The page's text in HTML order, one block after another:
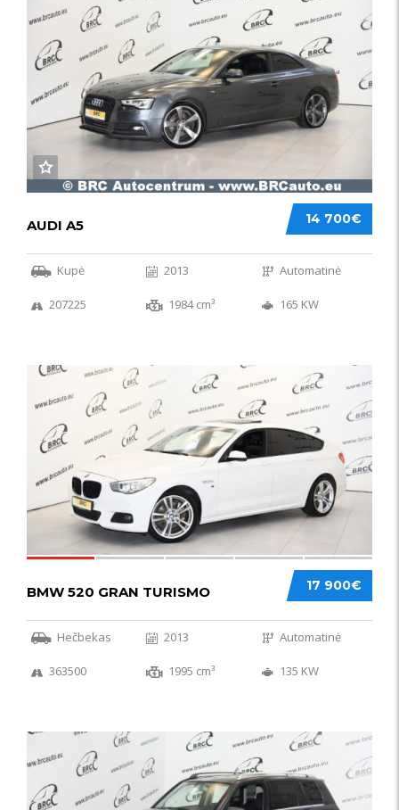
14 700€
AUDI A5
Kupė 2013 Automatinė
207225 1984 cm³ 165 KW
17 900€
BMW 520 GRAN TURISMO
Hečbekas 2013 Automatinė
363500 1995 cm³ 135 KW
IŠSKIRTINIS